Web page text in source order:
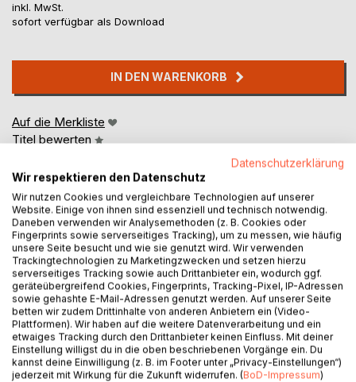
inkl. MwSt.
sofort verfügbar als Download
IN DEN WARENKORB
Auf die Merkliste
Titel bewerten
BESCHREIBUNG
Christian Schneider ist ein weltbekannter Physiker. Seine
Vorstellungen von „Gott und der Welt“ entsprechen
natürlich dem heutigen Mainstream.
Er ist verheiratet, hat drei erwachsene Kinder und lebt in
einer gut bürgerlichen und auch heilen Welt.
Datenschutzerklärung
Wir respektieren den Datenschutz
Wir nutzen Cookies und vergleichbare Technologien auf unserer
Website. Einige von ihnen sind essenziell und technisch notwendig.
Daneben verwenden wir Analysemethoden (z. B. Cookies oder
Fingerprints sowie serverseitiges Tracking), um zu messen, wie häufig
unsere Seite besucht und wie sie genutzt wird. Wir verwenden
Trackingtechnologien zu Marketingzwecken und setzen hierzu
serverseitiges Tracking sowie auch Drittanbieter ein, wodurch ggf.
geräteübergreifend Cookies, Fingerprints, Tracking-Pixel, IP-Adressen
sowie gehashte E-Mail-Adressen genutzt werden. Auf unserer Seite
betten wir zudem Drittinhalte von anderen Anbietern ein (Video-
Plattformen). Wir haben auf die weitere Datenverarbeitung und ein
etwaiges Tracking durch den Drittanbieter keinen Einfluss. Mit deiner
Einstellung willigst du in die oben beschriebenen Vorgänge ein. Du
kannst deine Einwilligung (z. B. im Footer unter „Privacy-Einstellungen“)
jederzeit mit Wirkung für die Zukunft widerrufen. (BoD-Impressum)